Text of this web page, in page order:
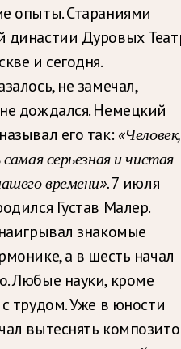
опыты. Стараниями
династии Дуровых
и сегодня.
не замечал,
дождался. Немецкий
его так: «Человек,
серьезная и чистая
времени».7 июля
Густав Малер.
знакомые
а в шесть начал
Любые науки, кроме
трудом. Уже в юности
вытеснять